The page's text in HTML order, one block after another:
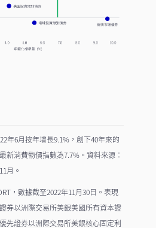
年6月按年增長9.1%，創下40年來的
新消費物價指數為7.7%。資料來源：
月。
，數據截至2022年11月30日。表現
券以洲際交易所美銀美國所有資本證
先證券以洲際交易所美銀核心固定利